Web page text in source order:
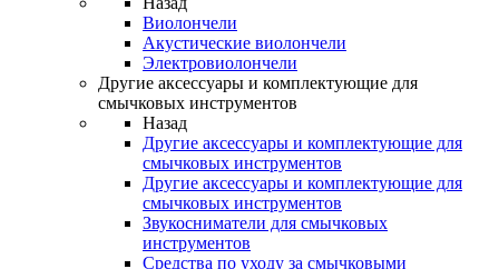
Виолончели
Акустические виолончели
Электровиолончели
Другие аксессуары и комплектующие для
смычковых инструментов
Назад
Другие аксессуары и комплектующие для
смычковых инструментов
Другие аксессуары и комплектующие для
смычковых инструментов
Звукосниматели для смычковых
инструментов
Средства по уходу за смычковыми